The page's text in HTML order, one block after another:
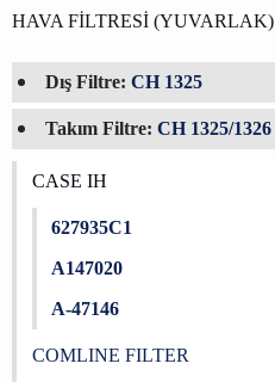
HAVA FİLTRESİ (YUVARLAK)
Dış Filtre: CH 1325
Takım Filtre: CH 1325/1326
CASE IH
627935C1
A147020
A-47146
COMLINE FILTER